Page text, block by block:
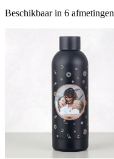
Beschikbaar in 6 afmetingen